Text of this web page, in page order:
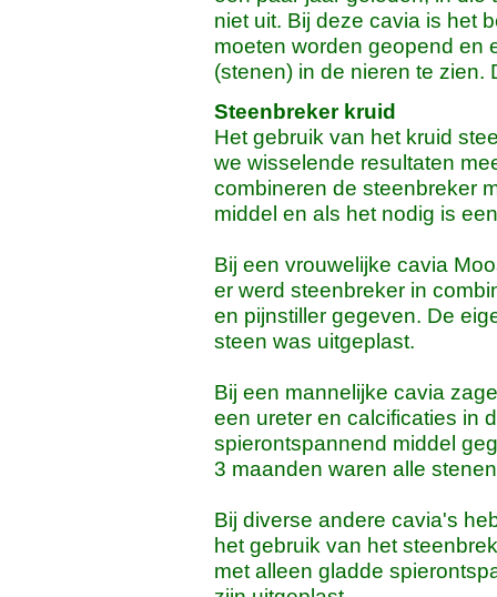
niet uit. Bij deze cavia is het
moeten worden geopend en
(stenen) in de nieren te zien.
Steenbreker kruid
Het gebruik van het kruid
we wisselende resultaten
combineren de steenbreker
middel en als het nodig is
Bij een vrouwelijke cavia
er werd steenbreker in
en pijnstiller gegeven. De
steen was uitgeplast.
Bij een mannelijke cavia
een ureter en calcificaties in
spierontspannend middel
3 maanden waren alle
Bij diverse andere cavia's
het gebruik van het
met alleen gladde